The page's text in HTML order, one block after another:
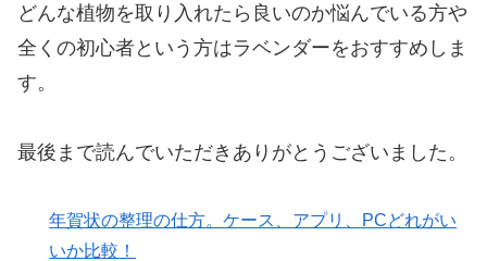
どんな植物を取り入れたら良いのか悩んでいる方や
全くの初心者という方はラベンダーをおすすめしま
す。
最後まで読んでいただきありがとうございました。
年賀状の整理の仕方。ケース、アプリ、PCどれがい
いか比較！